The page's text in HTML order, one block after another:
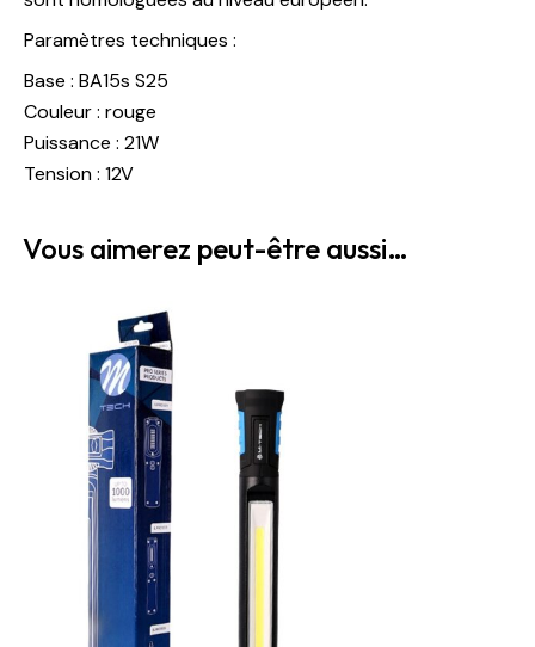
Paramètres techniques :
Base : BA15s S25
Couleur : rouge
Puissance : 21W
Tension : 12V
Vous aimerez peut-être aussi…